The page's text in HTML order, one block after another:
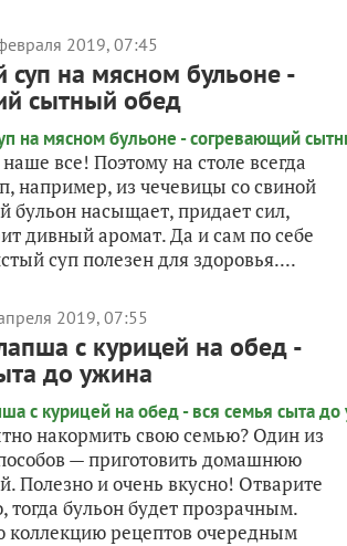
2019, 07:45
на мясном бульоне -
сытный обед
все! Поэтому на столе всегда
например, из чечевицы со свиной
бульон насыщает, придает сил,
дивный аромат. Да и сам по себе
суп полезен для здоровья....
2019, 07:55
с курицей на обед -
до ужина
накормить свою семью? Один из
— приготовить домашнюю
Полезно и очень вкусно! Отварите
тогда бульон будет прозрачным.
коллекцию рецептов очередным